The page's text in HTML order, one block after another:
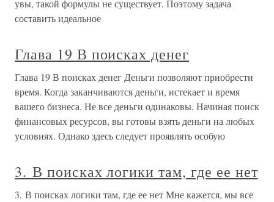
увы, такой формулы не существует. Поэтому задача
составить идеальное
Глава 19 В поисках денег
Глава 19 В поисках денег Деньги позволяют приобрести
время. Когда заканчиваются деньги, истекает и время
вашего бизнеса. Не все деньги одинаковы. Начиная поиск
финансовых ресурсов, вы готовы взять деньги на любых
условиях. Однако здесь следует проявлять особую
3. В поисках логики там, где ее нет
3. В поисках логики там, где ее нет Мне кажется, мы все